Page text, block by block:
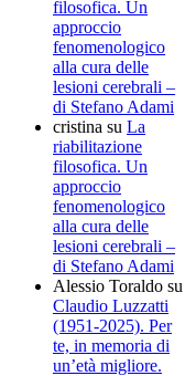
filosofica. Un
approccio
fenomenologico
alla cura delle
lesioni cerebrali –
di Stefano Adami
cristina su La
riabilitazione
filosofica. Un
approccio
fenomenologico
alla cura delle
lesioni cerebrali –
di Stefano Adami
Alessio Toraldo su
Claudio Luzzatti
(1951-2025). Per
te, in memoria di
un’età migliore.